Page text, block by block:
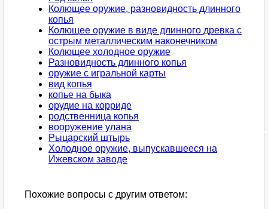
Колющее оружие, разновидность длинного
копья
Колющее оружие в виде длинного древка с
острым металлическим наконечником
Колющее холодное оружие
Разновидность длинного копья
оружие с игральной карты
вид копья
копье на быка
орудие на корриде
родственница копья
вооружение улана
Рыцарский штырь
Холодное оружие, выпускавшееся на
Ижевском заводе
Похожие вопросы с другим ответом: